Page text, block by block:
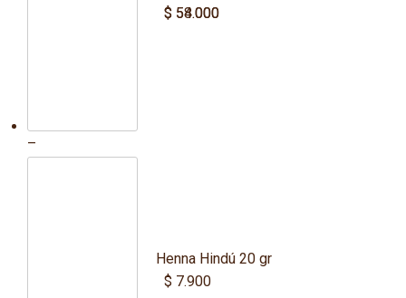
$ 54.000
–
$ 58.000
Price
Henna Hindú 20 gr
$ 7.900